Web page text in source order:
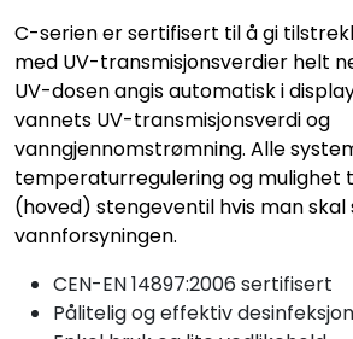
C-serien er sertifisert til å gi
med UV-transmisjonsverdier helt
UV-dosen angis automatisk i
vannets UV-transmisjonsverdi og
vanngjennomstrømning. Alle
temperaturregulering og mulighet
(hoved) stengeventil hvis man skal
vannforsyningen.
CEN-EN 14897:2006 sertifisert
Pålitelig og effektiv desinfeksjon